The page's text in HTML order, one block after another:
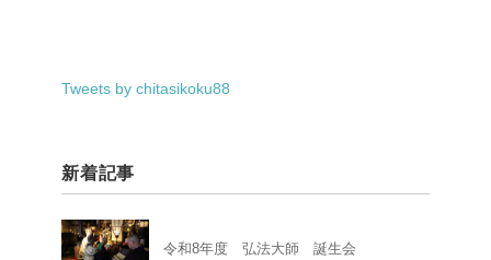
Tweets by chitasikoku88
新着記事
令和8年度 弘法大師 誕生会